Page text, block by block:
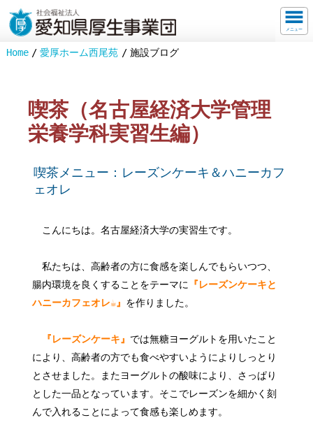
メニュー
Home 愛厚ホーム西尾苑 施設ブログ
喫茶（名古屋経済大学管理
栄養学科実習生編）
喫茶メニュー：レーズンケーキ＆ハニーカフ
ェオレ
こんにちは。名古屋経済大学の実習生です。
私たちは、高齢者の方に食感を楽しんでもらいつつ、
腸内環境を良くすることをテーマに
『レーズンケーキと
ハニーカフェオレ☕』 を作りました。
『レーズンケーキ』 では無糖ヨーグルトを用いたこと
により、高齢者の方でも食べやすいようによりしっとり
とさせました。またヨーグルトの酸味により、さっぱり
とした一品となっています。そこでレーズンを細かく刻
んで入れることによって食感も楽しめます。